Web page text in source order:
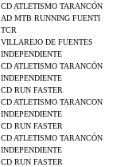
CD ATLETISMO TARANCÓN
AD MTB RUNNING FUENTI
TCR
VILLAREJO DE FUENTES
INDEPENDIENTE
CD ATLETISMO TARANCÓN
INDEPENDIENTE
CD RUN FASTER
CD ATLETISMO TARANCON
INDEPENDIENTE
CD RUN FASTER
CD ATLETISMO TARANCÓN
INDEPENDIENTE
CD RUN FASTER